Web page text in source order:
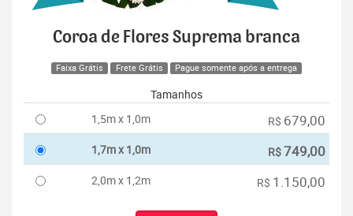
Coroa de Flores Suprema branca
Faixa Grátis Frete Grátis Pague somente após a entrega
Tamanhos
1,5m x 1,0m
R$ 679,00
1,7m x 1,0m R$749,00
2,0m x 1,2m R$ 1.150,00